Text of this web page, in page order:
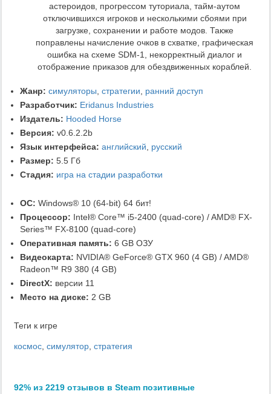
астероидов, прогрессом туториала, тайм-аутом
отключившихся игроков и несколькими сбоями при
загрузке, сохранении и работе модов. Также
поправлены начисление очков в схватке, графическая
ошибка на схеме SDM-1, некорректный диалог и
отображение приказов для обездвиженных кораблей.
Жанр: симуляторы, стратегии, ранний доступ
Разработчик: Eridanus Industries
Издатель: Hooded Horse
Версия: v0.6.2.2b
Язык интерфейса: английский, русский
Размер: 5.5 Гб
Стадия: игра на стадии разработки
ОС: Windows® 10 (64-bit) 64 бит!
Процессор: Intel® Core™ i5-2400 (quad-core) / AMD® FX-
Series™ FX-8100 (quad-core)
Оперативная память: 6 GB ОЗУ
Видеокарта: NVIDIA® GeForce® GTX 960 (4 GB) / AMD®
Radeon™ R9 380 (4 GB)
DirectX: версии 11
Место на диске: 2 GB
Теги к игре
космос, симулятор, стратегия
92% из 2219 отзывов в Steam позитивные